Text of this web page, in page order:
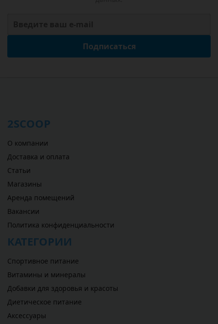
Подписаться
2SCOOP
О компании
Доставка и оплата
Статьи
Магазины
Аренда помещений
Вакансии
Политика конфиденциальности
КАТЕГОРИИ
Спортивное питание
Витамины и минералы
Добавки для здоровья и красоты
Диетическое питание
Аксессуары